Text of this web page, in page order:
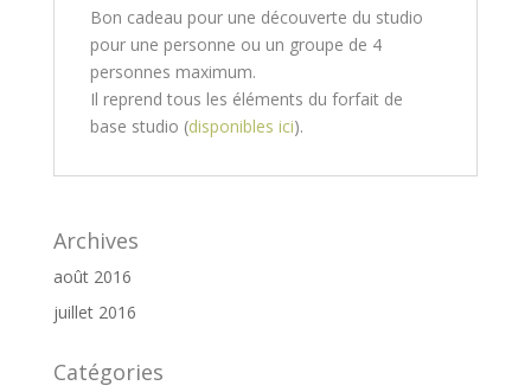
Bon cadeau pour une découverte du studio
pour une personne ou un groupe de 4
personnes maximum.
Il reprend tous les éléments du forfait de
base studio (disponibles ici).
Archives
août 2016
juillet 2016
Catégories